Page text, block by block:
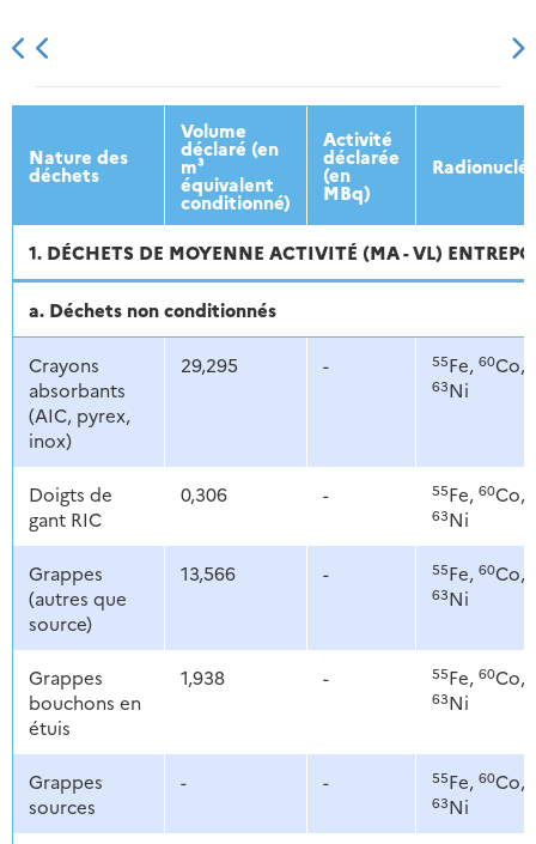
2013 2014 2015 2016
Nature des
déchets
Volume
déclaré (en
m³
équivalent
conditionné)
Activité
déclarée
(en
MBq)
1. DÉCHETS DE MOYENNE ACTIVITÉ (MA - VL)
a. Déchets non conditionnés
Crayons
absorbants
(AIC, pyrex,
inox)
29,295 - 55Fe, 60Co,
63Ni
Doigts de
gant RIC
0,306 - 55Fe, 60Co,
63Ni
Grappes
(autres que
source)
13,566 - 55Fe, 60Co,
63Ni
Grappes
bouchons en
étuis
1,938 - 55Fe, 60Co,
63Ni
Grappes
sources
- - 55Fe, 60Co,
63Ni